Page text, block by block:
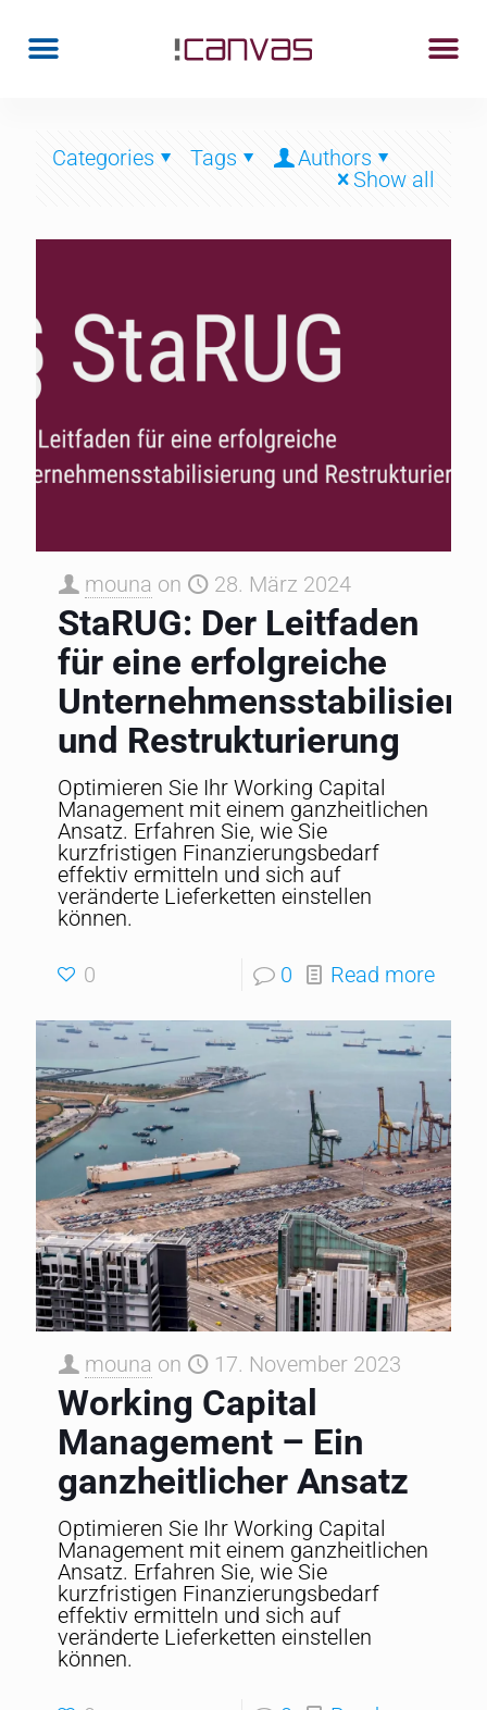
Categories Tags
Authors
Show all
mouna on 28. März 2024
StaRUG: Der Leitfaden
für eine erfolgreiche
und Restrukturierung
Optimieren Sie Ihr Working Capital
Management mit einem ganzheitlichen
Ansatz. Erfahren Sie, wie Sie
kurzfristigen Finanzierungsbedarf
effektiv ermitteln und sich auf
veränderte Lieferketten einstellen
können.
0 0 Read more
mouna on 17. November 2023
Working Capital
Management – Ein
ganzheitlicher Ansatz
Optimieren Sie Ihr Working Capital
Management mit einem ganzheitlichen
Ansatz. Erfahren Sie, wie Sie
kurzfristigen Finanzierungsbedarf
effektiv ermitteln und sich auf
veränderte Lieferketten einstellen
können.